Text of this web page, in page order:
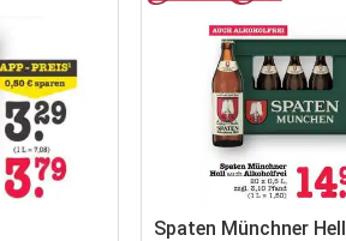
Spaten Münchner Hell